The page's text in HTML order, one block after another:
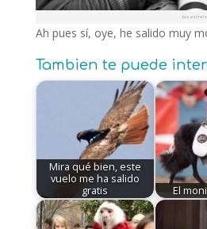
Ah pues sí, oye, he salido muy
Tambien te puede
Mira qué bien, este
vuelo me ha salido
gratis
El